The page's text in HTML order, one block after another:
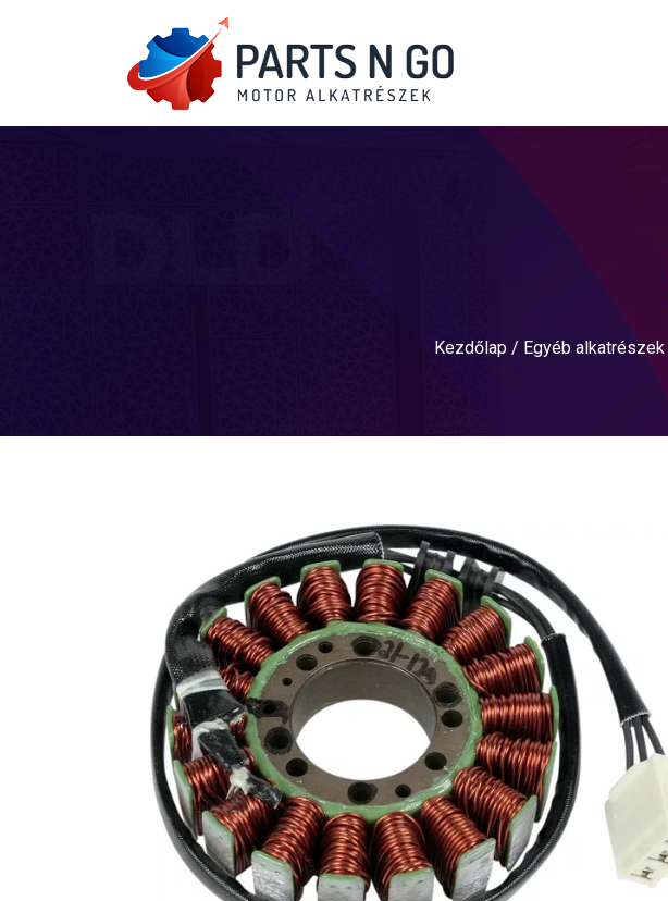
Kezdőlap / Egyéb alkatrészek